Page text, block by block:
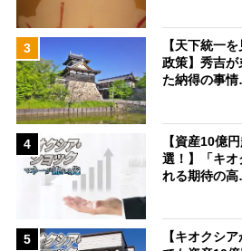
3
【天下統一
政策】秀吉
た納得の事
4
【資産10億
選！】「キ
れる期待の
5
【キオクシ